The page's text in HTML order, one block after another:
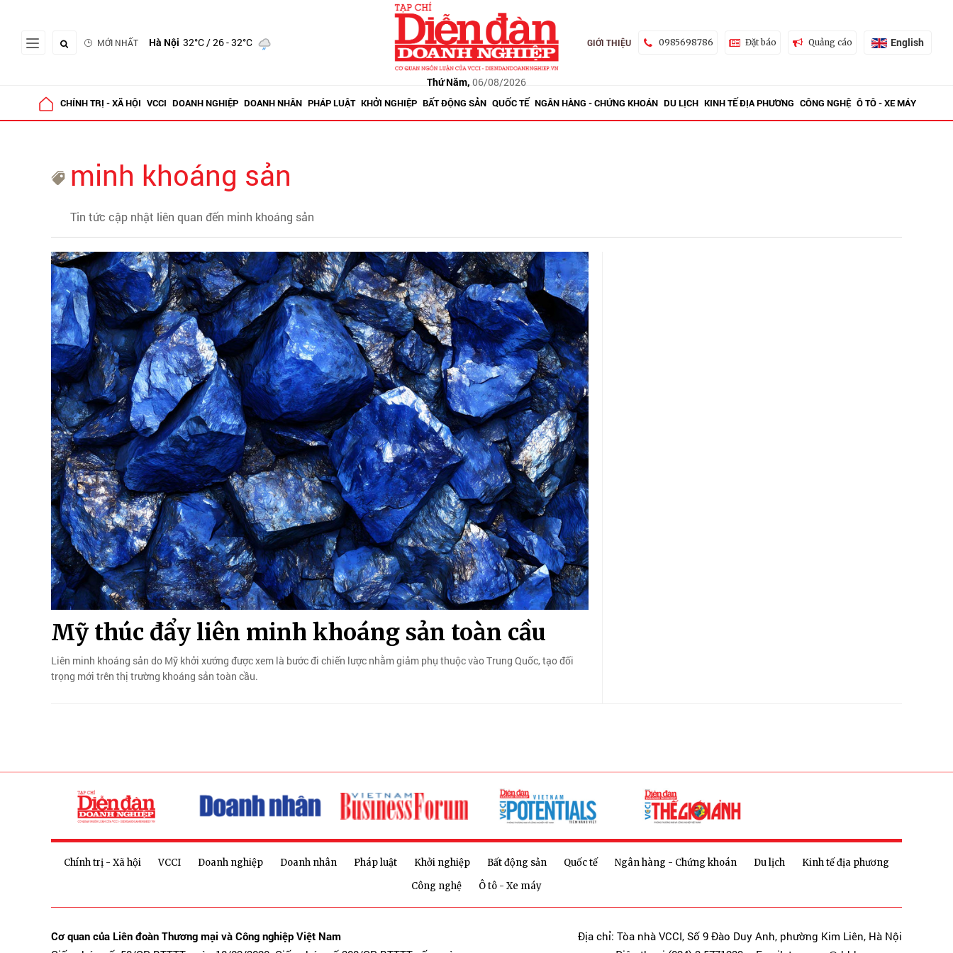
MỚI NHẤT Hà Nội 32°C/ 26 - 32°C
Thứ Năm, 06/08/2026
GIỚI THIỆU 0985698786 Đặt báo Quảng cáo English
CHÍNH TRỊ - XÃ HỘI VCCI DOANH NGHIỆP DOANH NHÂN PHÁP LUẬT KHỞI NGHIỆP BẤT ĐỘNG SẢN QUỐC TẾ NGÂN HÀNG - CHỨNG KHOÁN DU LỊCH KINH TẾ ĐỊA PHƯƠNG CÔNG NGHỆ Ô TÔ - XE MÁY
minh khoáng sản
Tin tức cập nhật liên quan đến minh khoáng sản
Mỹ thúc đẩy liên minh khoáng sản toàn cầu
Liên minh khoáng sản do Mỹ khởi xướng được xem là bước đi chiến lược nhằm giảm phụ thuộc vào Trung Quốc, tạo đối
trọng mới trên thị trường khoáng sản toàn cầu.
Chính trị - Xã hội VCCI Doanh nghiệp Doanh nhân Pháp luật Khởi nghiệp Bất động sản Quốc tế Ngân hàng - Chứng khoán Du lịch
Kinh tế địa phương
Công nghệ
Ô tô - Xe máy
Cơ quan của Liên đoàn Thương mại và Công nghiệp Việt Nam
Địa chỉ: Tòa nhà VCCI, Số 9 Đào Duy Anh, phường Kim Liên, Hà Nội